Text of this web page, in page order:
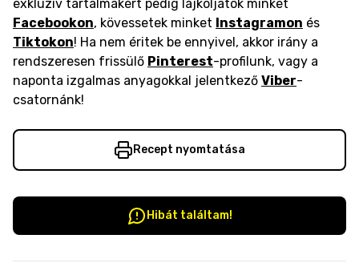
exkluzív tartalmakért pedig lájkoljatok minket
Facebookon, kövessetek minket Instagramon és
Tiktokon! Ha nem éritek be ennyivel, akkor irány a
rendszeresen frissülő Pinterest-profilunk, vagy a
naponta izgalmas anyagokkal jelentkező Viber-
csatornánk!
Recept nyomtatása
Hibát találtam!